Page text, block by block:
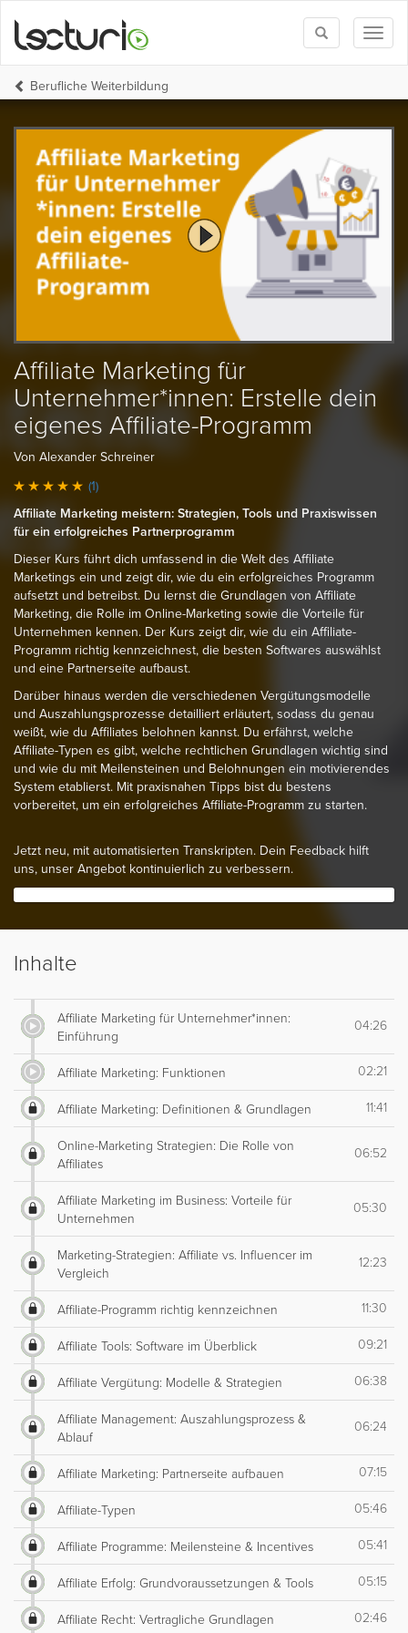
Toggle
search
Berufliche Weiterbildung
Affiliate Marketing für
Unternehmer*innen: Erstelle dein
eigenes Affiliate-Programm
Von Alexander Schreiner
(1)
Affiliate Marketing meistern: Strategien, Tools und Praxiswissen
für ein erfolgreiches Partnerprogramm
Dieser Kurs führt dich umfassend in die Welt des Affiliate
Marketings ein und zeigt dir, wie du ein erfolgreiches Programm
aufsetzt und betreibst. Du lernst die Grundlagen von Affiliate
Marketing, die Rolle im Online-Marketing sowie die Vorteile für
Unternehmen kennen. Der Kurs zeigt dir, wie du ein Affiliate-
Programm richtig kennzeichnest, die besten Softwares auswählst
und eine Partnerseite aufbaust.
Darüber hinaus werden die verschiedenen Vergütungsmodelle
und Auszahlungsprozesse detailliert erläutert, sodass du genau
weißt, wie du Affiliates belohnen kannst. Du erfährst, welche
Affiliate-Typen es gibt, welche rechtlichen Grundlagen wichtig sind
und wie du mit Meilensteinen und Belohnungen ein motivierendes
System etablierst. Mit praxisnahen Tipps bist du bestens
vorbereitet, um ein erfolgreiches Affiliate-Programm zu starten.
Jetzt neu, mit automatisierten Transkripten. Dein Feedback hilft
uns, unser Angebot kontinuierlich zu verbessern.
Inhalte
Affiliate Marketing für Unternehmer*innen:
Einführung
04:26
Affiliate Marketing: Funktionen 02:21
Affiliate Marketing: Definitionen & Grundlagen 11:41
Online-Marketing Strategien: Die Rolle von
Affiliates
06:52
Affiliate Marketing im Business: Vorteile für
Unternehmen
05:30
Marketing-Strategien: Affiliate vs. Influencer im
Vergleich
12:23
Affiliate-Programm richtig kennzeichnen 11:30
Affiliate Tools: Software im Überblick 09:21
Affiliate Vergütung: Modelle & Strategien 06:38
Affiliate Management: Auszahlungsprozess &
Ablauf
06:24
Affiliate Marketing: Partnerseite aufbauen 07:15
Affiliate-Typen 05:46
Affiliate Programme: Meilensteine & Incentives 05:41
Affiliate Erfolg: Grundvoraussetzungen & Tools 05:15
Affiliate Recht: Vertragliche Grundlagen 02:46